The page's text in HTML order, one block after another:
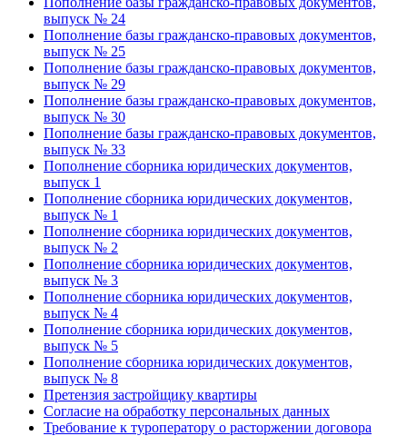
выпуск № 24
Пополнение базы гражданско-правовых документов,
выпуск № 25
Пополнение базы гражданско-правовых документов,
выпуск № 29
Пополнение базы гражданско-правовых документов,
выпуск № 30
Пополнение базы гражданско-правовых документов,
выпуск № 33
Пополнение сборника юридических документов,
выпуск 1
Пополнение сборника юридических документов,
выпуск № 1
Пополнение сборника юридических документов,
выпуск № 2
Пополнение сборника юридических документов,
выпуск № 3
Пополнение сборника юридических документов,
выпуск № 4
Пополнение сборника юридических документов,
выпуск № 5
Пополнение сборника юридических документов,
выпуск № 8
Претензия застройщику квартиры
Согласие на обработку персональных данных
Требование к туроператору о расторжении договора